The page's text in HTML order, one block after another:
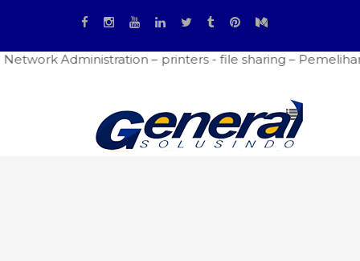
– printers - file sharing –